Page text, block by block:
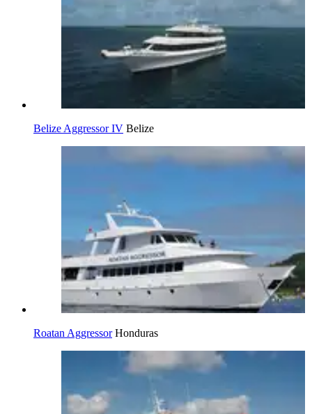
Belize Aggressor IV Belize
Roatan Aggressor Honduras